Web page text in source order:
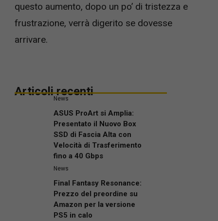
questo aumento, dopo un po’ di tristezza e
frustrazione, verrà digerito se dovesse
arrivare.
Articoli recenti
News
ASUS ProArt si Amplia:
Presentato il Nuovo Box
SSD di Fascia Alta con
Velocità di Trasferimento
fino a 40 Gbps
News
Final Fantasy Resonance:
Prezzo del preordine su
Amazon per la versione
PS5 in calo